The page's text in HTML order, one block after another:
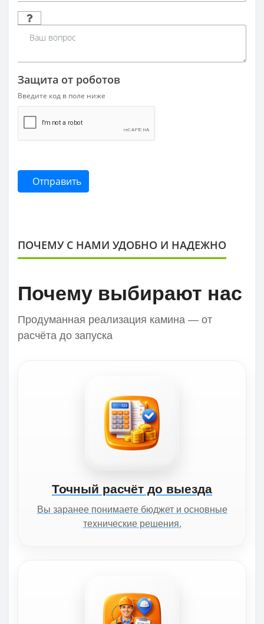
Защита от роботов
Введите код в поле ниже
Отправить
ПОЧЕМУ С НАМИ УДОБНО И НАДЕЖНО
Почему выбирают нас
Продуманная реализация камина — от
расчёта до запуска
Точный расчёт до выезда
Вы заранее понимаете бюджет и основные
технические решения.